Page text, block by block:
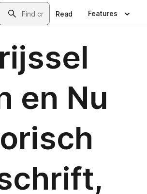
Search
Read Features
en Nu